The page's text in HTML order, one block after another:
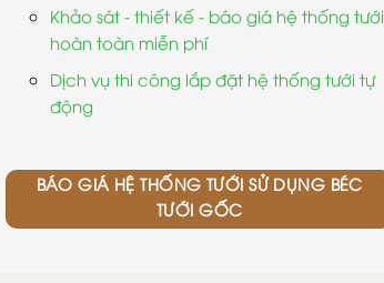
Khảo sát - thiết kế - báo giá hệ thống tưới
hoàn toàn miễn phí
Dịch vụ thi công lắp đặt hệ thống tưới tự
động
BÁO GIÁ HỆ THỐNG TƯỚI SỬ DỤNG BÉC
TƯỚI GỐC